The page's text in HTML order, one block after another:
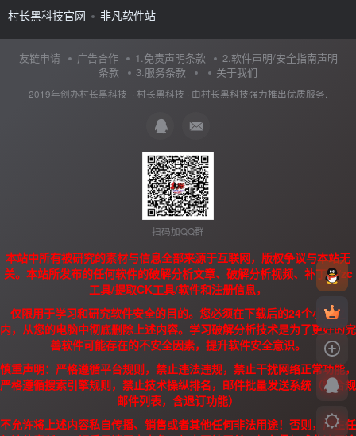
村长黑科技官网 非凡软件站
友链申请 广告合作 1.免责声明条款
2.软件声明/安全指南声明
条款
3.服务条款 关于我们
2019年创办村长黑科技 · 村长黑科技 · 由村长黑科技强力推出优质服务.
扫码加QQ群
本站中所有被研究的素材与信息全部来源于互联网，版权争议与本站无
关。本站所发布的任何软件的破解分析文章、破解分析视频、补丁、/zc
工具/提取CK工具/软件和注册信息，
仅限用于学习和研究软件安全的目的。您必须在下载后的24个小时之
内，从您的电脑中彻底删除上述内容。学习破解分析技术是为了更好的完
善软件可能存在的不安全因素，提升软件安全意识。
慎重声明：严格遵循平台规则，禁止违法违规，禁止干扰网络正常功能，
严格遵循搜索引擎规则，禁止技术操纵排名，邮件批量发送系统（需合规
邮件列表，含退订功能）
不允许将上述内容私自传播、销售或者其他任何非法用途！否则，产生任